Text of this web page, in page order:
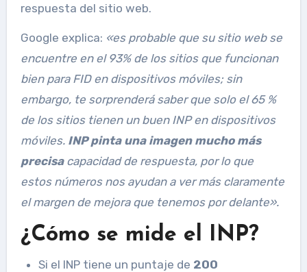
respuesta del sitio web.
Google explica: «es probable que su sitio web se
encuentre en el 93% de los sitios que funcionan
bien para FID en dispositivos móviles; sin
embargo, te sorprenderá saber que solo el 65 %
de los sitios tienen un buen INP en dispositivos
móviles. INP pinta una imagen mucho más
precisacapacidad de respuesta, por lo que
estos números nos ayudan a ver más claramente
el margen de mejora que tenemos por delante».
¿Cómo se mide el INP?
Si el INP tiene un puntaje de 200